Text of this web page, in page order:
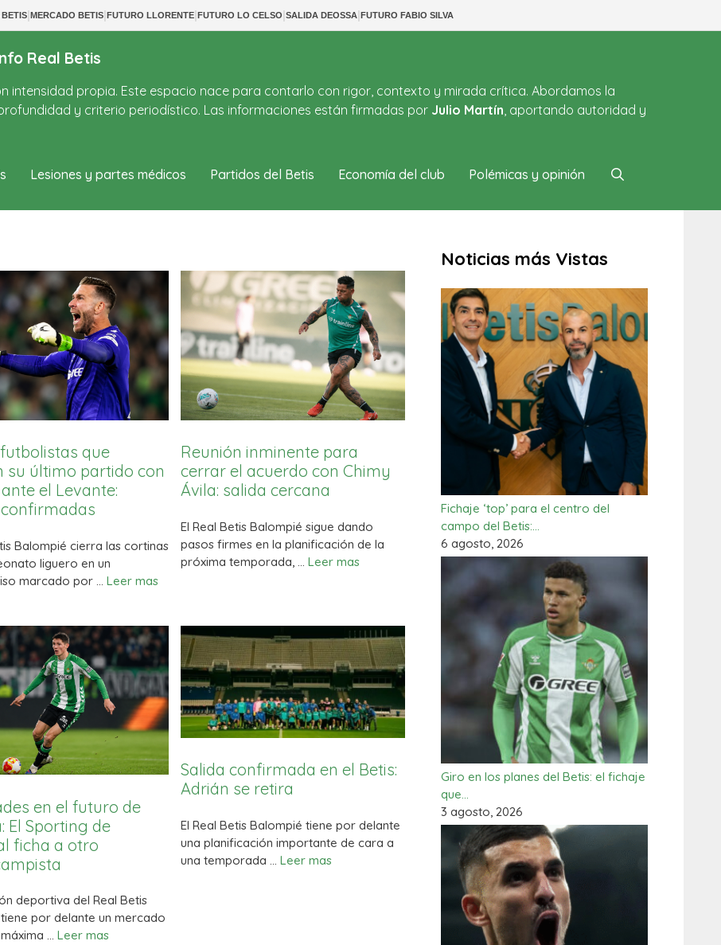
|MERCADO BETIS|FUTURO LLORENTE|FUTURO LO CELSO|SALIDA DEOSSA|FUTURO FABIO SILVA
Real Betis
intensidad propia. Este espacio nace para contarlo con rigor, contexto y mirada crítica. Abordamos la
y criterio periodístico. Las informaciones están firmadas por Julio Martín, aportando autoridad y
Lesiones y partes médicos Partidos del Betis Economía del club Polémicas y opinión
que
su último partido con
el Levante:
Balompié cierra las cortinas
liguero en un
marcado por … Leer mas
Reunión inminente para
cerrar el acuerdo con Chimy
Ávila: salida cercana
El Real Betis Balompié sigue dando
pasos firmes en la planificación de la
próxima temporada, …Leer mas
en el futuro de
El Sporting de
ficha a otro
deportiva del Real Betis
por delante un mercado
… Leer mas
Salida confirmada en el Betis:
Adrián se retira
El Real Betis Balompié tiene por delante
una planificación importante de cara a
una temporada …Leer mas
Noticias más Vistas
Fichaje ‘top’ para el centro del
campo del Betis:…
6 agosto, 2026
Giro en los planes del Betis: el fichaje
que…
3 agosto, 2026